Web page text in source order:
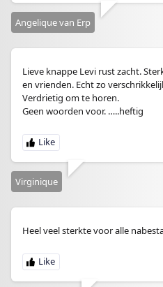
Angelique van Erp
Lieve knappe Levi rust zacht.
en vrienden. Echt zo
Verdrietig om te horen.
Geen woorden voor. …..heftig
Virginique
Heel veel sterkte voor alle